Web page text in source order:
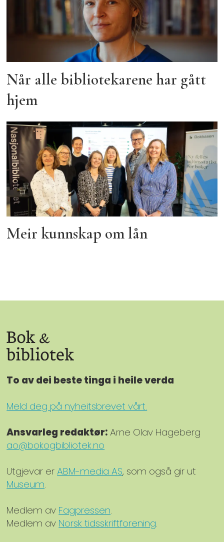
Når alle bibliotekarene har gått
hjem
Meir kunnskap om lån
To av dei beste tinga i heile verda
Meld deg på nyheitsbrevet vårt.
Ansvarleg redaktør:Arne Olav Hageberg
ao@bokogbibliotek.no
Utgjevar erABM-media AS, som også gir ut
Museum.
Medlem avFagpressen.
Medlem avNorsk tidsskriftforening.